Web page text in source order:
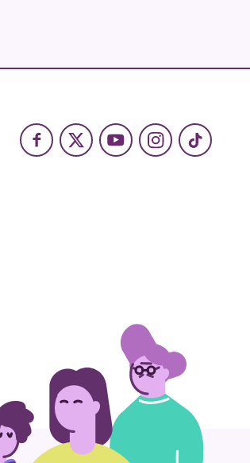
Facebook
X YoutubeInstagram
TikTok